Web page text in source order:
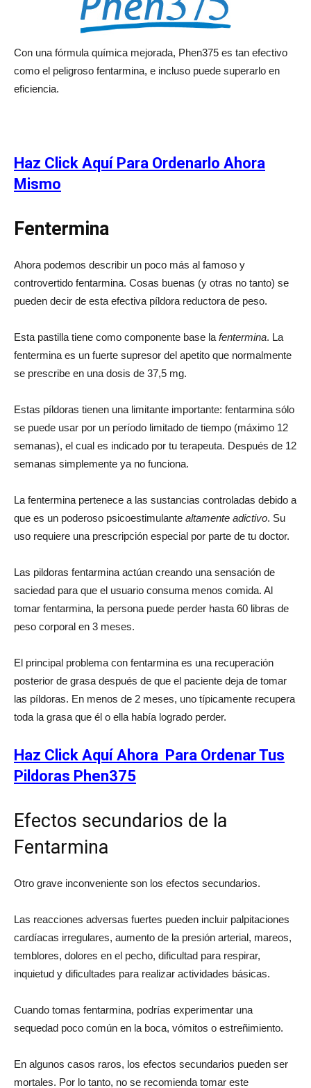
Con una fórmula química mejorada, Phen375 es tan efectivo
como el peligroso fentarmina, e incluso puede superarlo en
eficiencia.
Haz Click Aquí Para Ordenarlo Ahora
Mismo
Fentermina
Ahora podemos describir un poco más al famoso y
controvertido fentarmina. Cosas buenas (y otras no tanto) se
pueden decir de esta efectiva píldora reductora de peso.
Esta pastilla tiene como componente base la fentermina. La
fentermina es un fuerte supresor del apetito que normalmente
se prescribe en una dosis de 37,5 mg.
Estas píldoras tienen una limitante importante: fentarmina sólo
se puede usar por un período limitado de tiempo (máximo 12
semanas), el cual es indicado por tu terapeuta. Después de 12
semanas simplemente ya no funciona.
La fentermina pertenece a las sustancias controladas debido a
que es un poderoso psicoestimulante altamente adictivo. Su
uso requiere una prescripción especial por parte de tu doctor.
Las pildoras fentarmina actúan creando una sensación de
saciedad para que el usuario consuma menos comida. Al
tomar fentarmina, la persona puede perder hasta 60 libras de
peso corporal en 3 meses.
El principal problema con fentarmina es una recuperación
posterior de grasa después de que el paciente deja de tomar
las píldoras. En menos de 2 meses, uno típicamente recupera
toda la grasa que él o ella había logrado perder.
Haz Click Aquí Ahora Para Ordenar Tus
Pildoras Phen375
Efectos secundarios de la
Fentarmina
Otro grave inconveniente son los efectos secundarios.
Las reacciones adversas fuertes pueden incluir palpitaciones
cardíacas irregulares, aumento de la presión arterial, mareos,
temblores, dolores en el pecho, dificultad para respirar,
inquietud y dificultades para realizar actividades básicas.
Cuando tomas fentarmina, podrías experimentar una
sequedad poco común en la boca, vómitos o estreñimiento.
En algunos casos raros, los efectos secundarios pueden ser
mortales. Por lo tanto, no se recomienda tomar este